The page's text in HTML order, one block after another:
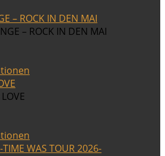
– ROCK IN DEN MAI
WAS TOUR 2026-